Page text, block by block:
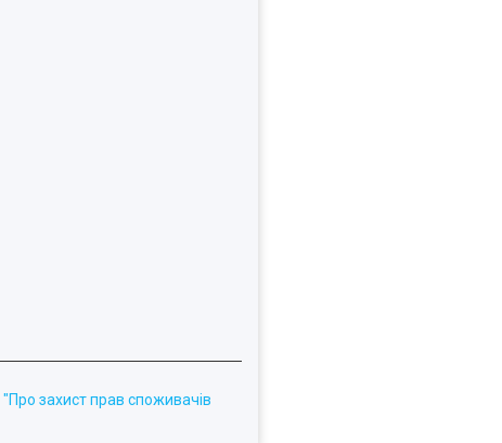
"Про захист прав споживачів